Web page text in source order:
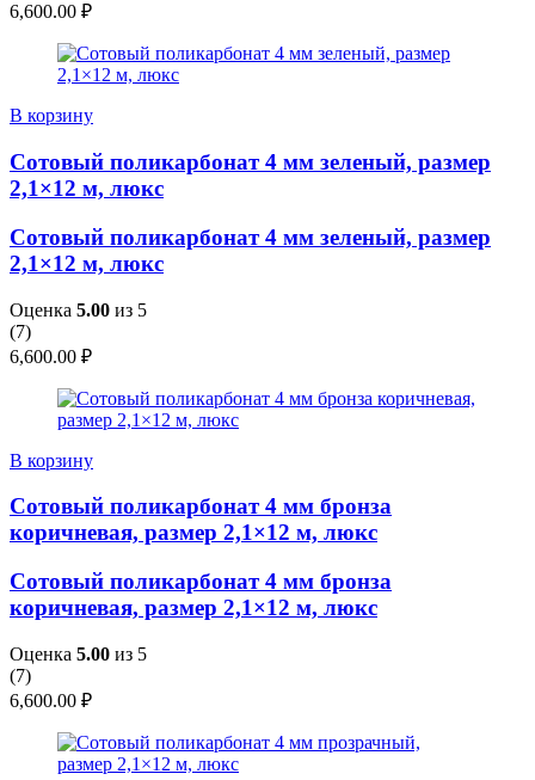
6,600.00 ₽
В корзину
Сотовый поликарбонат 4 мм зеленый, размер
2,1×12 м, люкс
Сотовый поликарбонат 4 мм зеленый, размер
2,1×12 м, люкс
Оценка 5.00 из 5
(7)
6,600.00 ₽
В корзину
Сотовый поликарбонат 4 мм бронза
коричневая, размер 2,1×12 м, люкс
Сотовый поликарбонат 4 мм бронза
коричневая, размер 2,1×12 м, люкс
Оценка 5.00 из 5
(7)
6,600.00 ₽